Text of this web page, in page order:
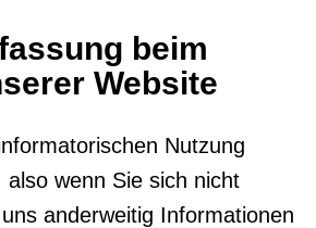
beim
Website
Nutzung
wenn Sie sich nicht
anderweitig Informationen